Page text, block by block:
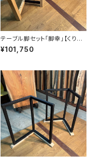
テーブル脚セット「脚幸」【くり＆
ウェンジ＆かえで】【オイル塗装
仕上げ済み】
¥101,750